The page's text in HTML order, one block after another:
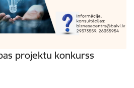
projektu konkurss